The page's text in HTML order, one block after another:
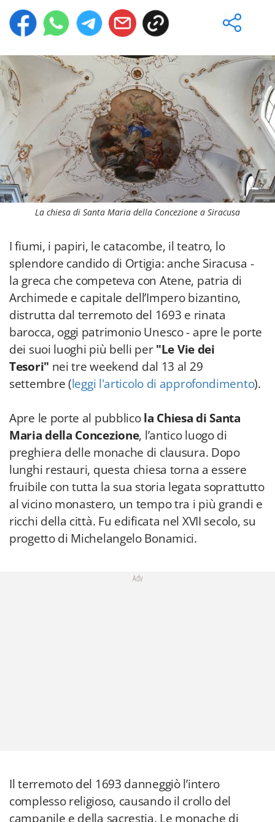
La chiesa di Santa Maria della Concezione a Siracusa
I fiumi, i papiri, le catacombe, il teatro, lo
splendore candido di Ortigia: anche Siracusa -
la greca che competeva con Atene, patria di
Archimede e capitale dell’Impero bizantino,
distrutta dal terremoto del 1693 e rinata
barocca, oggi patrimonio Unesco - apre le porte
dei suoi luoghi più belli per"Le Vie dei
Tesori" nei tre weekend dal 13 al 29
settembre (leggi l'articolo di approfondimento).
Apre le porte al pubblicola Chiesa di Santa
Maria della Concezione, l’antico luogo di
preghiera delle monache di clausura. Dopo
lunghi restauri, questa chiesa torna a essere
fruibile con tutta la sua storia legata soprattutto
al vicino monastero, un tempo tra i più grandi e
ricchi della città. Fu edificata nel XVII secolo, su
progetto di Michelangelo Bonamici.
Adv
Il terremoto del 1693 danneggiò l’intero
complesso religioso, causando il crollo del
campanile e della sacrestia. Le monache di